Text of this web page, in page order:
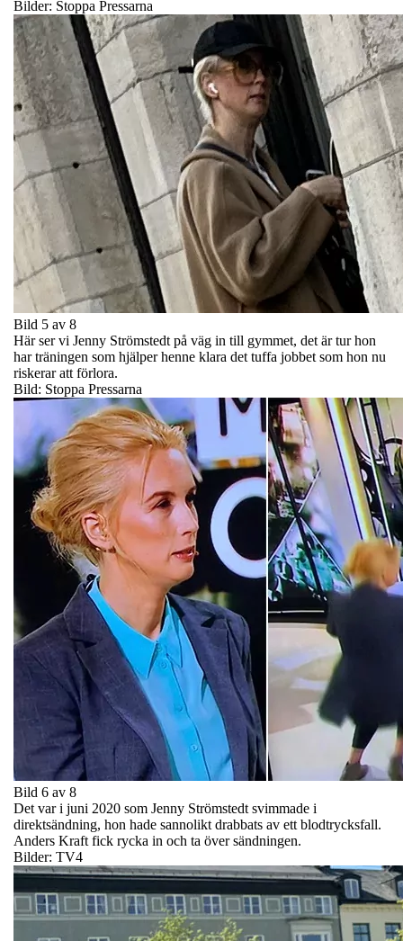
Bilder: Stoppa Pressarna
Bild 5 av 8
Här ser vi Jenny Strömstedt på väg in till gymmet, det är tur hon
har träningen som hjälper henne klara det tuffa jobbet som hon nu
riskerar att förlora.
Bild: Stoppa Pressarna
Bild 6 av 8
Det var i juni 2020 som Jenny Strömstedt svimmade i
direktsändning, hon hade sannolikt drabbats av ett blodtrycksfall.
Anders Kraft fick rycka in och ta över sändningen.
Bilder: TV4